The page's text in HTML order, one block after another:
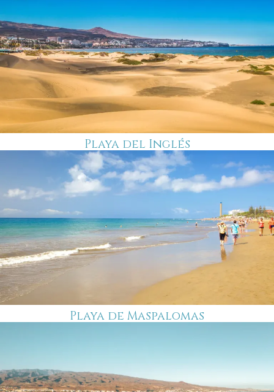
Playa del Inglés
Playa de Maspalomas